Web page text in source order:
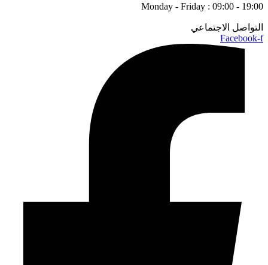
Monday - Friday : 09:00 - 19:00
التواصل الاجتماعي
Facebook-f